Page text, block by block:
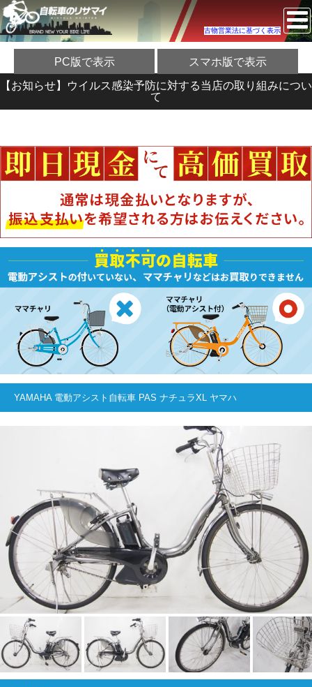
古物営業法に基づく表示
PC版で表示 スマホ版で表示
【お知らせ】ウイルス感染予防に対する当店の取り組みについ
て
YAMAHA 電動アシスト自転車 PAS ナチュラXL ヤマハ